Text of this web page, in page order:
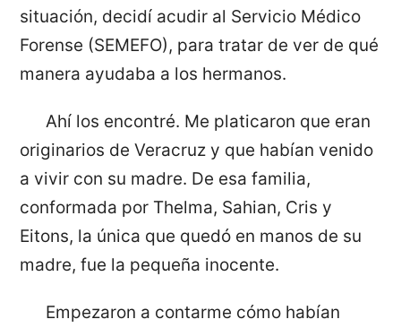
situación, decidí acudir al Servicio Médico
Forense (SEMEFO), para tratar de ver de qué
manera ayudaba a los hermanos.
Ahí los encontré. Me platicaron que eran
originarios de Veracruz y que habían venido
a vivir con su madre. De esa familia,
conformada por Thelma, Sahian, Cris y
Eitons, la única que quedó en manos de su
madre, fue la pequeña inocente.
Empezaron a contarme cómo habían